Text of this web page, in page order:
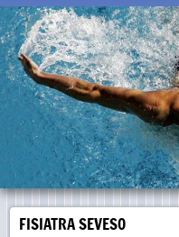
FISIATRA SEVESO